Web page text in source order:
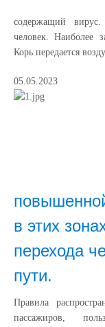
содержащий
человек. Наиболее
Корь передается
05.05.2023
в этих
перехода
пути.
Правила
пассажиров,